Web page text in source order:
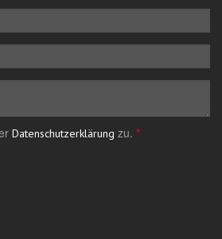
Datenschutzerklärung zu. *